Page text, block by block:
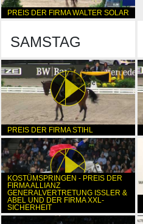
PREIS DER FIRMA WALTER SOLAR
SAMSTAG
PREIS DER FIRMA STIHL
KOSTÜMSPRINGEN - PREIS DER
FIRMA ALLIANZ
GENERALVERTRETUNG ISSLER &
ABEL UND DER FIRMA XXL-
SICHERHEIT